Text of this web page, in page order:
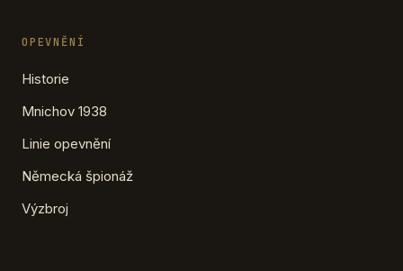
OPEVNĚNÍ
Historie
Mnichov 1938
Linie opevnění
Německá špionáž
Výzbroj